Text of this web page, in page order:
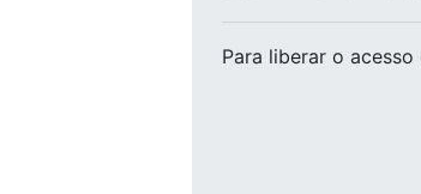
Para liberar o acesso